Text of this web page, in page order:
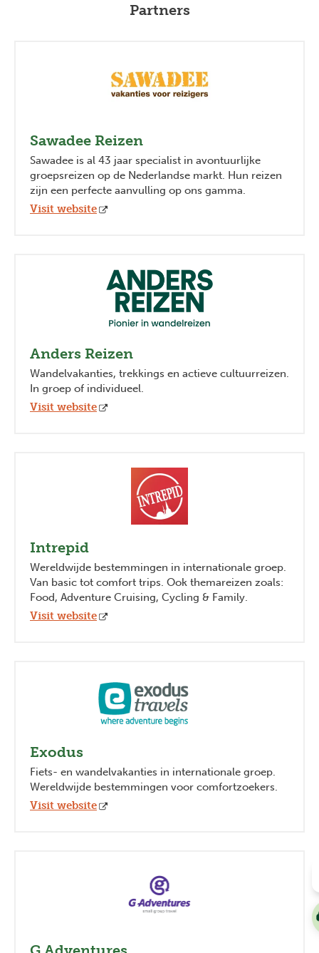
Partners
Sawadee Reizen
Sawadee is al 43 jaar specialist in avontuurlijke
groepsreizen op de Nederlandse markt. Hun reizen
zijn een perfecte aanvulling op ons gamma.
Visit website
Anders Reizen
Wandelvakanties, trekkings en actieve cultuurreizen.
In groep of individueel.
Visit website
Intrepid
Wereldwijde bestemmingen in internationale groep.
Van basic tot comfort trips. Ook themareizen zoals:
Food, Adventure Cruising, Cycling & Family.
Visit website
Exodus
Fiets- en wandelvakanties in internationale groep.
Wereldwijde bestemmingen voor comfortzoekers.
Visit website